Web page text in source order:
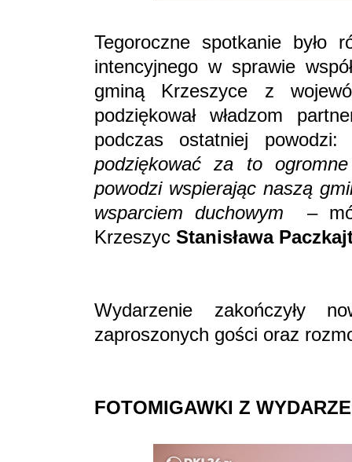
Tegoroczne spotkanie było
intencyjnego w sprawie
gminą Krzeszyce z
podziękował władzom
podczas ostatniej
podziękować za to
powodzi wspierając naszą
wsparciem duchowym
–
Krzeszyc Stanisława
Wydarzenie zakończyły
zaproszonych gości oraz
FOTOMIGAWKI Z